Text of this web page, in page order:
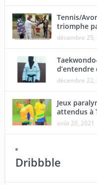
Tennis/
triomphe
décembre 25,
d’entendre
décembre 22,
Jeux
attendus à
août 20, 2021
Dribbble